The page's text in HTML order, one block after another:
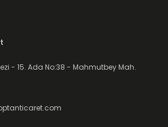
- 15. Ada No:38 - Mahmutbey Mah.